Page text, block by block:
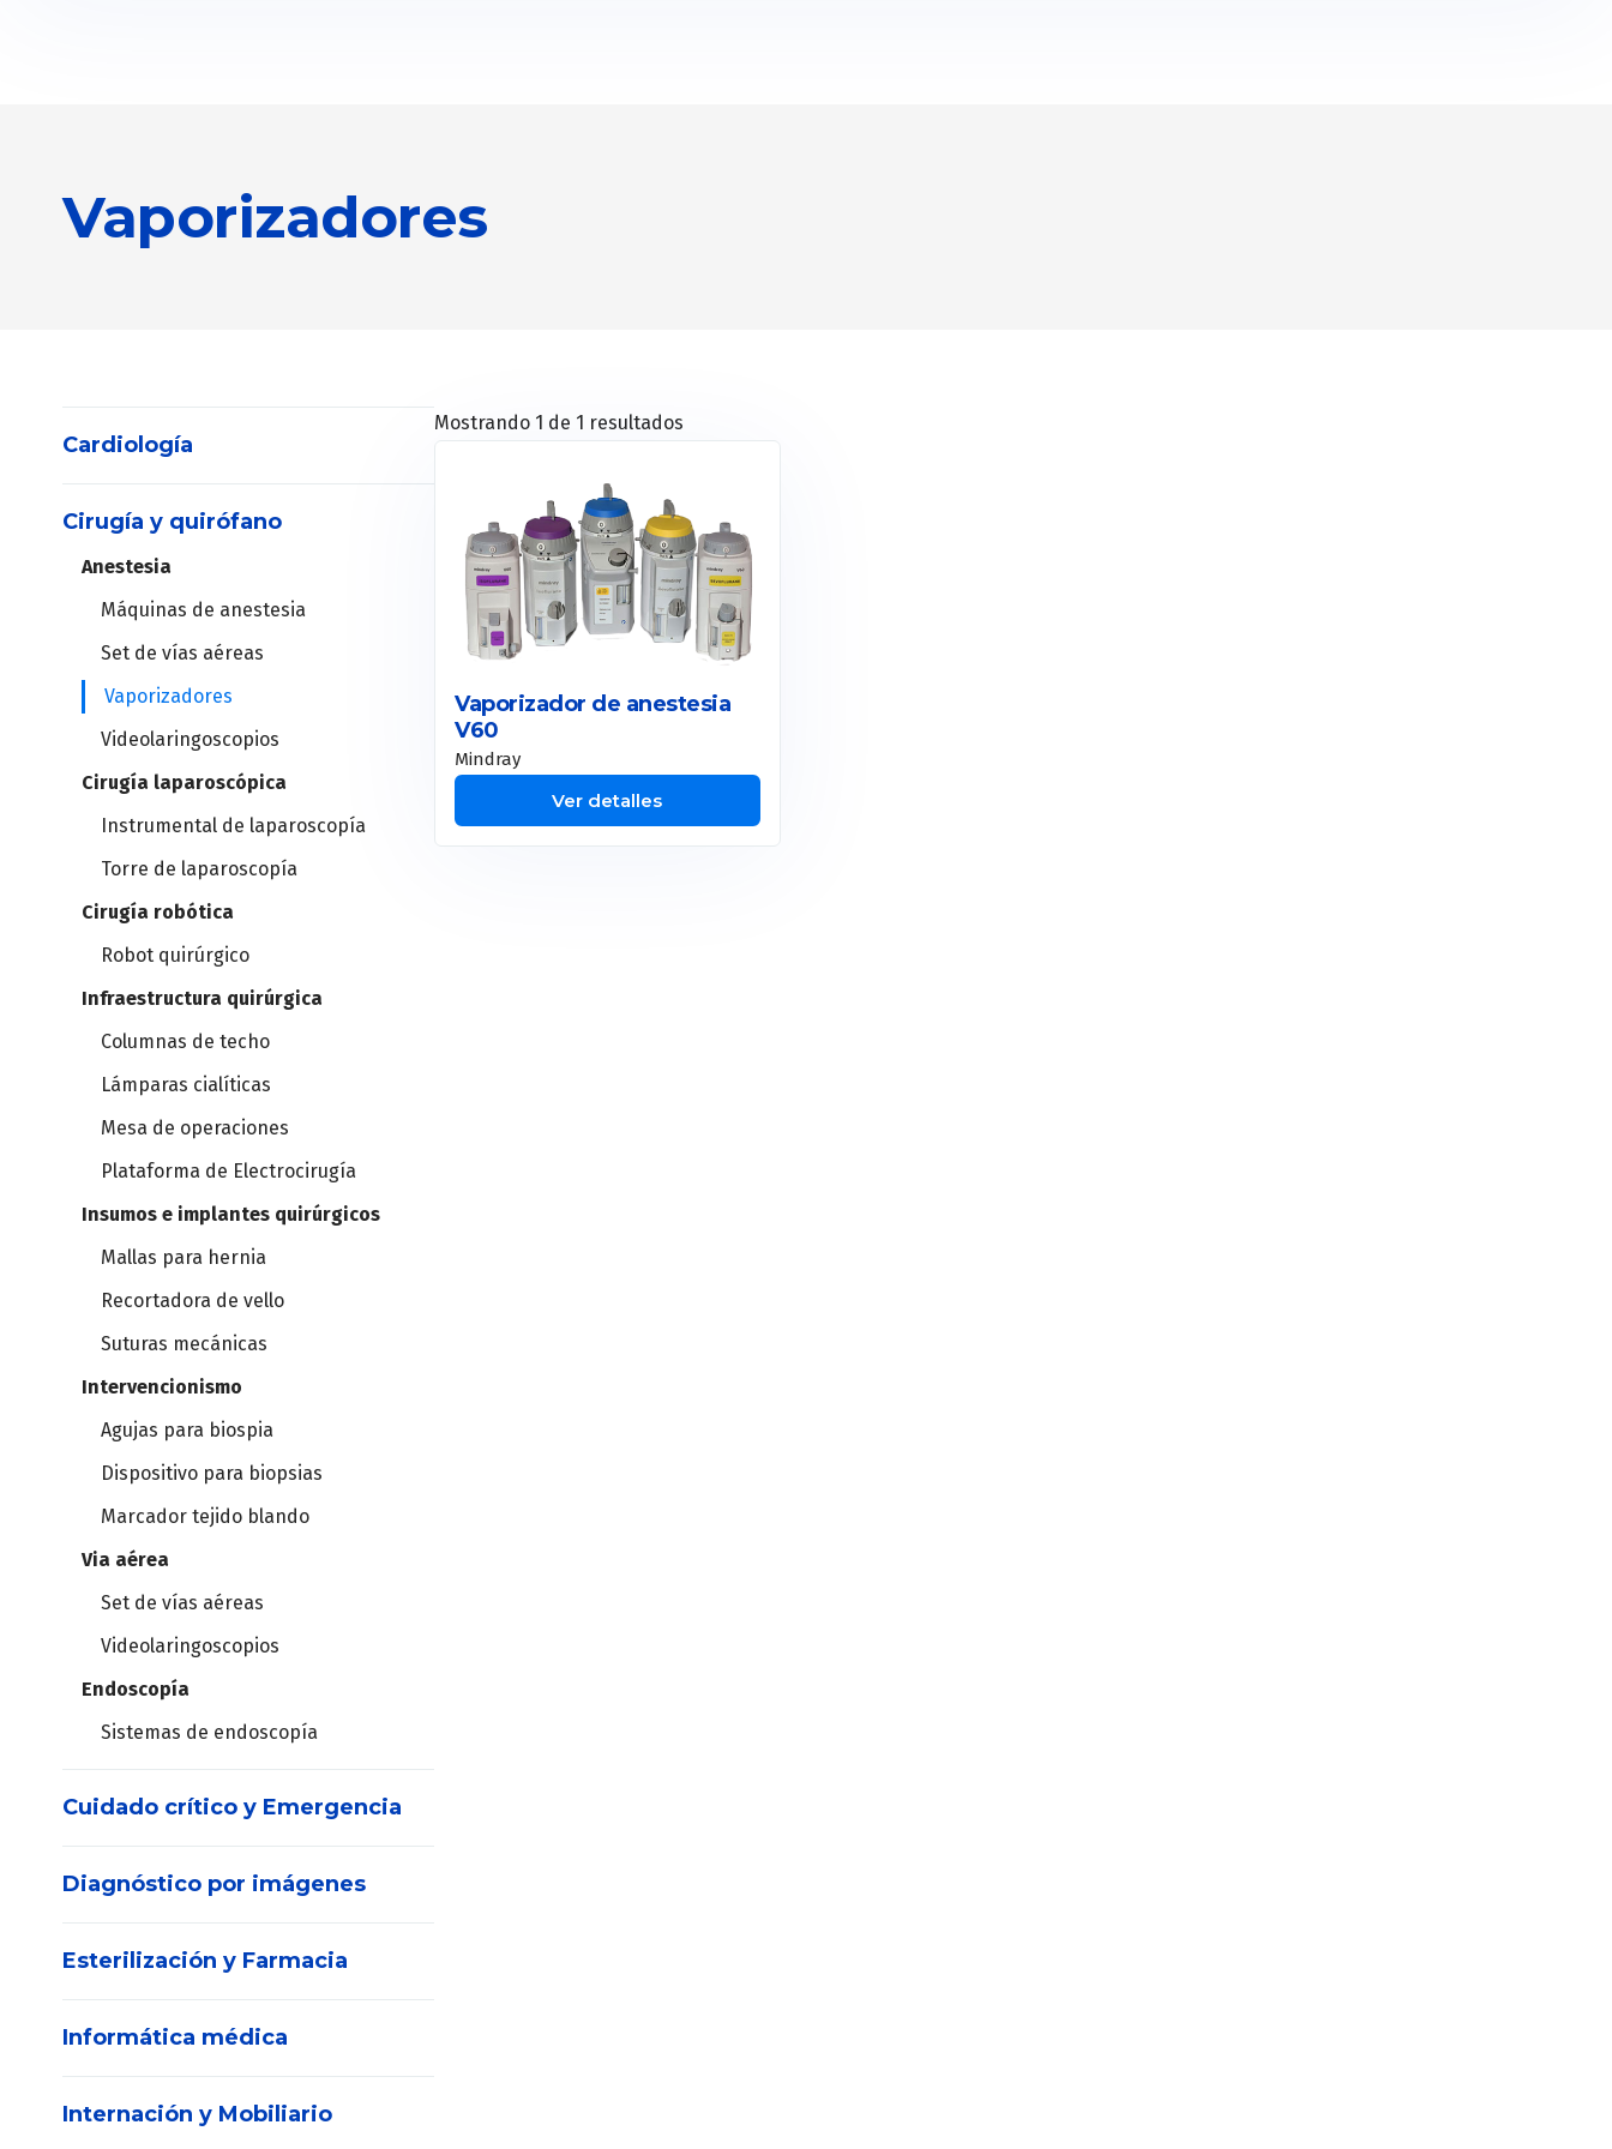
Vaporizadores
Cardiología
Electrocardiógrafos
Holter
MAPA
Estación cardiopulmonar
Ergometría
Ergoespirómetros
Cirugía y quirófano
Anestesia
Máquinas de anestesia
Set de vías aéreas
Vaporizadores
Videolaringoscopios
Cirugía laparoscópica
Instrumental de laparoscopía
Torre de laparoscopía
Cirugía robótica
Robot quirúrgico
Infraestructura quirúrgica
Columnas de techo
Lámparas cialíticas
Mesa de operaciones
Plataforma de Electrocirugía
Insumos e implantes quirúrgicos
Mallas para hernia
Recortadora de vello
Suturas mecánicas
Intervencionismo
Agujas para biospia
Dispositivo para biopsias
Marcador tejido blando
Via aérea
Set de vías aéreas
Videolaringoscopios
Endoscopía
Sistemas de endoscopía
Cuidado crítico y Emergencia
DEA
Central de Monitoreo
Monitores de pacientes
Diagnóstico por imágenes
Densitómetro
Esterilización y Farmacia
Consumibles
Contenedores
Informática médica
Solución integral Medical IT
Internación y Mobiliario
Mostrando 1 de 1 resultados
Vaporizador de anestesia
V60
Mindray
Ver detalles